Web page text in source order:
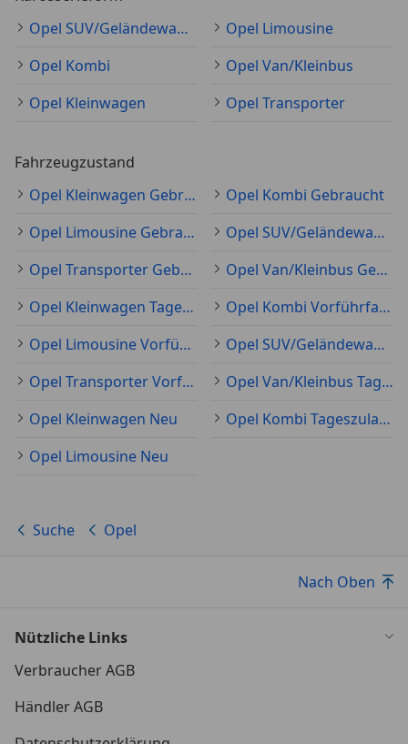
Opel SUV/Geländewagen/Pickup
Opel Limousine
Opel Kombi
Opel Van/Kleinbus
Opel Kleinwagen
Opel Transporter
Fahrzeugzustand
Opel Kleinwagen Gebraucht
Opel Kombi Gebraucht
Opel Limousine Gebraucht
Opel SUV/Geländewagen/Pickup Gebraucht
Opel Transporter Gebraucht
Opel Van/Kleinbus Gebraucht
Opel Kleinwagen Tageszulassung
Opel Kombi Vorführfahrzeug
Opel Limousine Vorführfahrzeug
Opel SUV/Geländewagen/Pickup Vorführfahrzeug
Opel Transporter Vorführfahrzeug
Opel Van/Kleinbus Tageszulassung
Opel Kleinwagen Neu
Opel Kombi Tageszulassung
Opel Limousine Neu
Suche Opel
Nach Oben
Nützliche Links
Verbraucher AGB
Händler AGB